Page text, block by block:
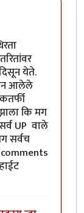
येते.
आलेले
कि मग
UP वाले
सर्वच
comments